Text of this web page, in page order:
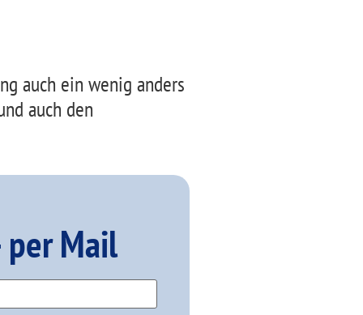
auch ein wenig anders
auch den
per Mail